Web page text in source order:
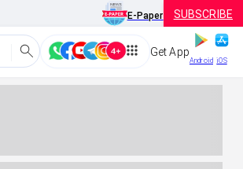
E-Paper SUBSCRIBE
Get App
Android iOS